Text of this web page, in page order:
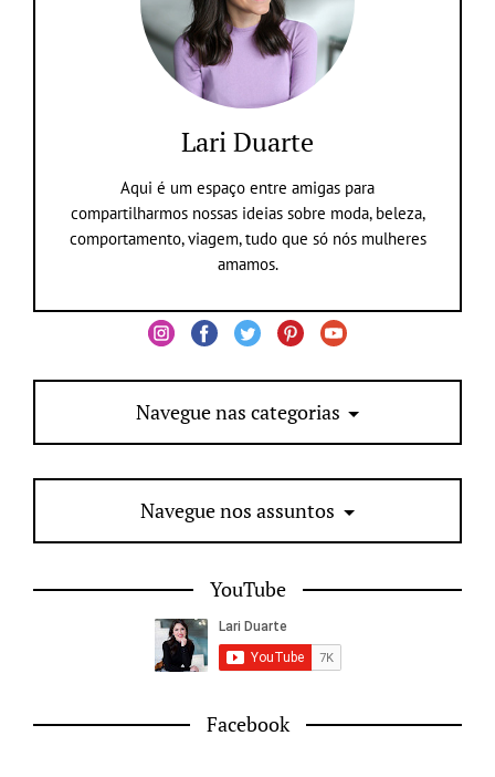
Lari Duarte
Aqui é um espaço entre amigas para
compartilharmos nossas ideias sobre moda, beleza,
comportamento, viagem, tudo que só nós mulheres
amamos.
Navegue nas categorias
Navegue nos assuntos
YouTube
Facebook